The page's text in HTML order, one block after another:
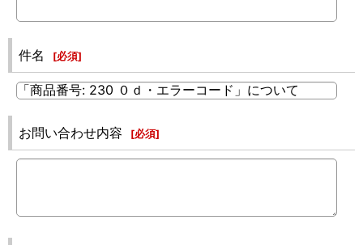
件名 [必須]
お問い合わせ内容 [必須]